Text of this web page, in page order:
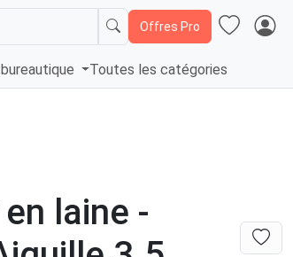
Offres Pro
Toutes les catégories
laine -